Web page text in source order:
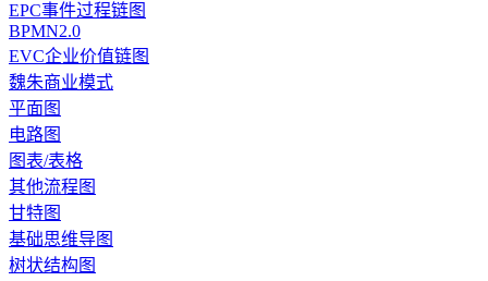
EPC事件过程链图
BPMN2.0
EVC企业价值链图
魏朱商业模式
平面图
电路图
图表/表格
其他流程图
甘特图
基础思维导图
树状结构图